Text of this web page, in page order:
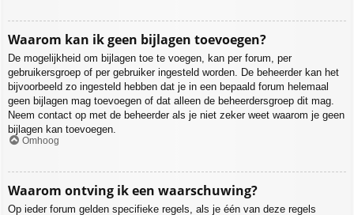
Waarom kan ik geen bijlagen toevoegen?
De mogelijkheid om bijlagen toe te voegen, kan per forum, per
gebruikersgroep of per gebruiker ingesteld worden. De beheerder kan het
bijvoorbeeld zo ingesteld hebben dat je in een bepaald forum helemaal
geen bijlagen mag toevoegen of dat alleen de beheerdersgroep dit mag.
Neem contact op met de beheerder als je niet zeker weet waarom je geen
bijlagen kan toevoegen.
Omhoog
Waarom ontving ik een waarschuwing?
Op ieder forum gelden specifieke regels, als je één van deze regels